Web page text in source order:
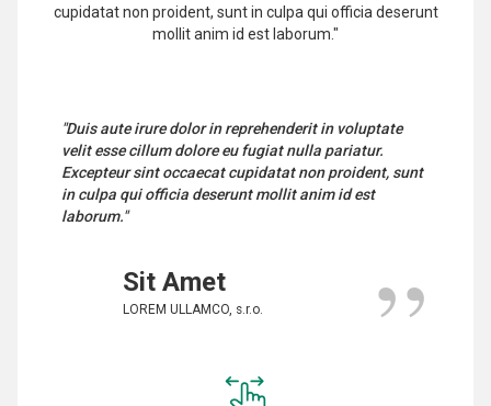
cupidatat non proident, sunt in culpa qui officia deserunt
mollit anim id est laborum."
"Duis aute irure dolor in reprehenderit in voluptate
velit esse cillum dolore eu fugiat nulla pariatur.
Excepteur sint occaecat cupidatat non proident, sunt
in culpa qui officia deserunt mollit anim id est
laborum."
Sit Amet
LOREM ULLAMCO, s.r.o. ”